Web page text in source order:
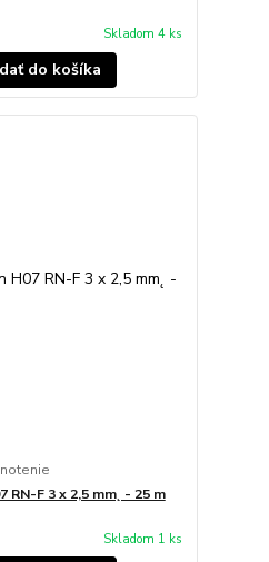
Skladom 4 ks
do košíka
RN-F 3 x 2,5 mm˛ - 25 m
Skladom 1 ks